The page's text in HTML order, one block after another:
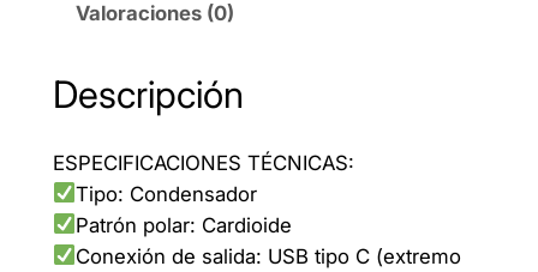
g
m
n
g
Valoraciones (0)
Descripción
ESPECIFICACIONES TÉCNICAS:
Tipo: Condensador
Patrón polar: Cardioide
Conexión de salida: USB tipo C (extremo